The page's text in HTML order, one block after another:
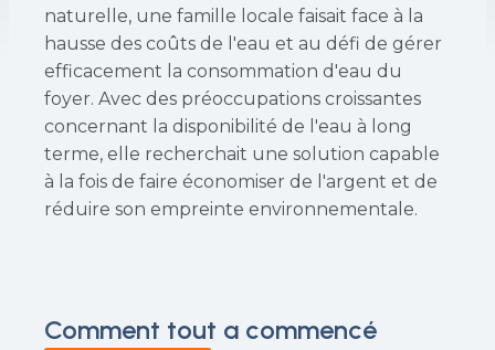
naturelle, une famille locale faisait face à la
hausse des coûts de l'eau et au défi de gérer
efficacement la consommation d'eau du
foyer. Avec des préoccupations croissantes
concernant la disponibilité de l'eau à long
terme, elle recherchait une solution capable
à la fois de faire économiser de l'argent et de
réduire son empreinte environnementale.
Comment tout a commencé